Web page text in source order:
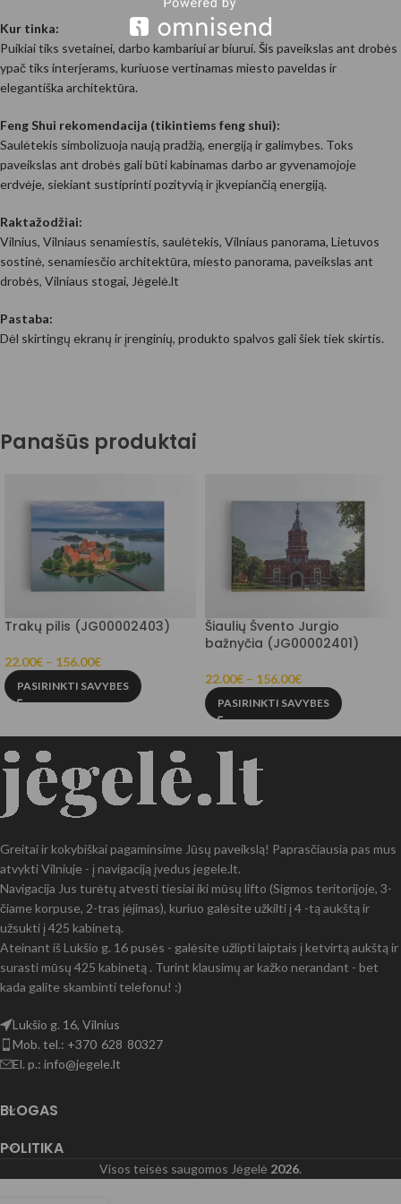
Kur tinka:
Puikiai tiks svetainei, darbo kambariui ar biurui. Šis paveikslas ant drobės
ypač tiks interjerams, kuriuose vertinamas miesto paveldas ir
elegantiška architektūra.
Feng Shui rekomendacija (tikintiems feng shui):
Saulėtekis simbolizuoja naują pradžią, energiją ir galimybes. Toks
paveikslas ant drobės gali būti kabinamas darbo ar gyvenamojoje
erdvėje, siekiant sustiprinti pozityvią ir įkvepiančią energiją.
Raktažodžiai:
Vilnius, Vilniaus senamiestis, saulėtekis, Vilniaus panorama, Lietuvos
sostinė, senamiesčio architektūra, miesto panorama, paveikslas ant
drobės, Vilniaus stogai, Jėgelė.lt
Pastaba:
Dėl skirtingų ekranų ir įrenginių, produkto spalvos gali šiek tiek skirtis.
Panašūs produktai
Trakų pilis (JG00002403)
22.00€ – 156.00€
PASIRINKTI SAVYBES
Šiaulių Švento Jurgio
bažnyčia (JG00002401)
22.00€ – 156.00€
PASIRINKTI SAVYBES
Greitai ir kokybiškai pagaminsime Jūsų paveikslą! Paprasčiausia pas mus
atvykti Vilniuje - į navigaciją įvedus jegele.lt.
Navigacija Jus turėtų atvesti tiesiai iki mūsų lifto (Sigmos teritorijoje, 3-
čiame korpuse, 2-tras įėjimas), kuriuo galėsite užkilti į 4 -tą aukštą ir
užsukti į 425 kabinetą.
Ateinant iš Lukšio g. 16 pusės - galėsite užlipti laiptais į ketvirtą aukštą ir
surasti mūsų 425 kabinetą . Turint klausimų ar kažko nerandant - bet
kada galite skambinti telefonu! :)
Lukšio g. 16, Vilnius
Mob. tel.: +370 628 80327
El. p.: info@jegele.lt
BLOGAS
POLITIKA
Visos teisės saugomos Jėgelė 2026.